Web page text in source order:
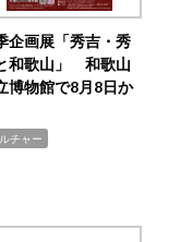
企画展「秀吉・秀
和歌山」 和歌山
博物館で8月8日か
チャー